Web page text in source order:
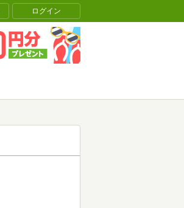
ログイン